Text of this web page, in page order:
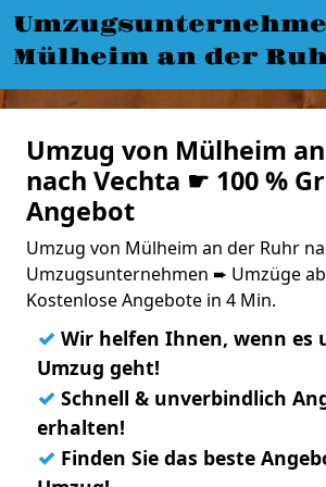
Mülheim an der
Umzug von Mülheim
nach Vechta ☛ 100 %
Angebot
Umzug von Mülheim an der Ruhr
Umzugsunternehmen ➨ Umzüge ab
Kostenlose Angebote in 4 Min.
✓ Wir helfen Ihnen, wenn es
Umzug geht!
✓ Schnell & unverbindlich
erhalten!
✓ Finden Sie das beste